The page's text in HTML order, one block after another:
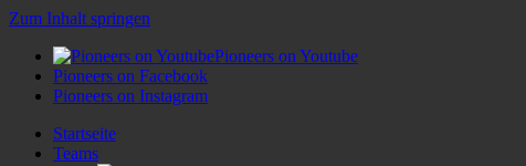
Zum Inhalt springen
Pioneers on Youtube
Pioneers on Facebook
Pioneers on Instagram
Startseite
Teams